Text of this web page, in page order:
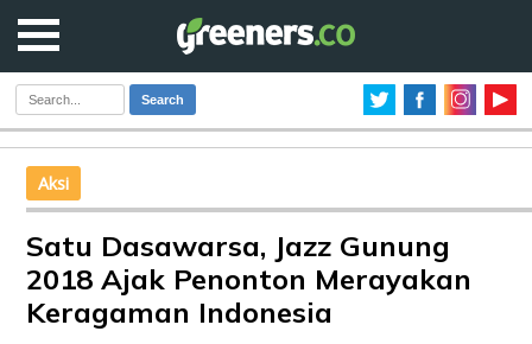
Search
Aksi
Satu Dasawarsa, Jazz Gunung
2018 Ajak Penonton Merayakan
Keragaman Indonesia